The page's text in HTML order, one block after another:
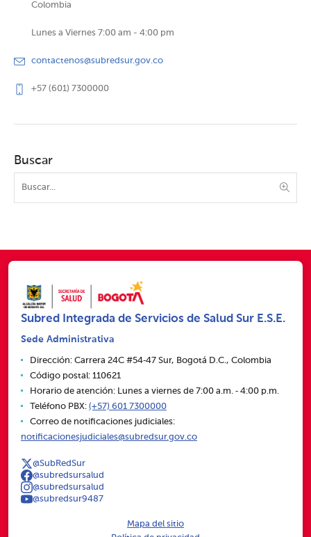
Colombia
Lunes a Viernes 7:00 am - 4:00 pm
contactenos@subredsur.gov.co
+57 (601) 7300000
Buscar
Subred Integrada de Servicios de Salud Sur E.S.E.
Sede Administrativa
Dirección: Carrera 24C #54‑47 Sur, Bogotá D.C., Colombia
Código postal: 110621
Horario de atención: Lunes a viernes de 7:00 a.m. ‑ 4:00 p.m.
Teléfono PBX: (+57) 601 7300000
Correo de notificaciones judiciales:
notificacionesjudiciales@subredsur.gov.co
@SubRedSur
@subredsursalud
@subredsursalud
@subredsur9487
Mapa del sitio